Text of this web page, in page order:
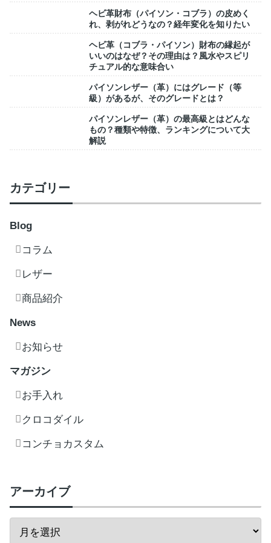
ヘビ革財布（パイソン・コブラ）の皮めく
れ、剥がれどうなの？経年変化を知りたい
ヘビ革（コブラ・パイソン）財布の縁起が
いいのはなぜ？その理由は？風水やスピリ
チュアル的な意味合い
パイソンレザー（革）にはグレード（等
級）があるが、そのグレードとは？
パイソンレザー（革）の最高級とはどんな
もの？種類や特徴、ランキングについて大
解説
カテゴリー
Blog
コラム
レザー
商品紹介
News
お知らせ
マガジン
お手入れ
クロコダイル
コンチョカスタム
アーカイブ